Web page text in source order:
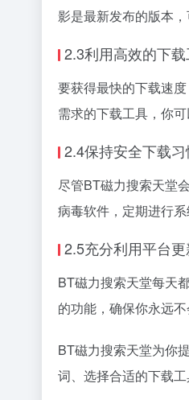
影是最新发布的版本
2.3利用高效的下
要获得最快的下载速
需求的下载工具，你
2.4保持安全下载
尽管BT磁力搜索天堂
病毒软件，定期进行系
2.5充分利用平台
BT磁力搜索天堂每天
的功能，确保你永远不
BT磁力搜索天堂为你
词、选择合适的下载